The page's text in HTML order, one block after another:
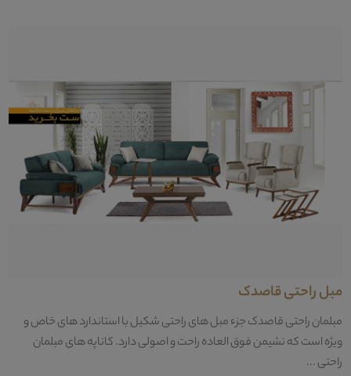
مبل راحتی قاصدک
مبلمان راحتی قاصدک جزء مبل های راحتی شکیل با استاندارد های خاص و
ویژه است که نشیمن فوق العاده راحت و اصولی دارد. کاناپه های مبلمان
راحتی ...